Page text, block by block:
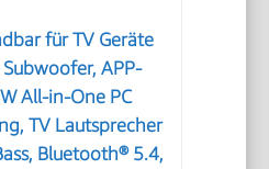
für TV Geräte
APP-
All-in-One PC
TV Lautsprecher
Bluetooth® 5.4,